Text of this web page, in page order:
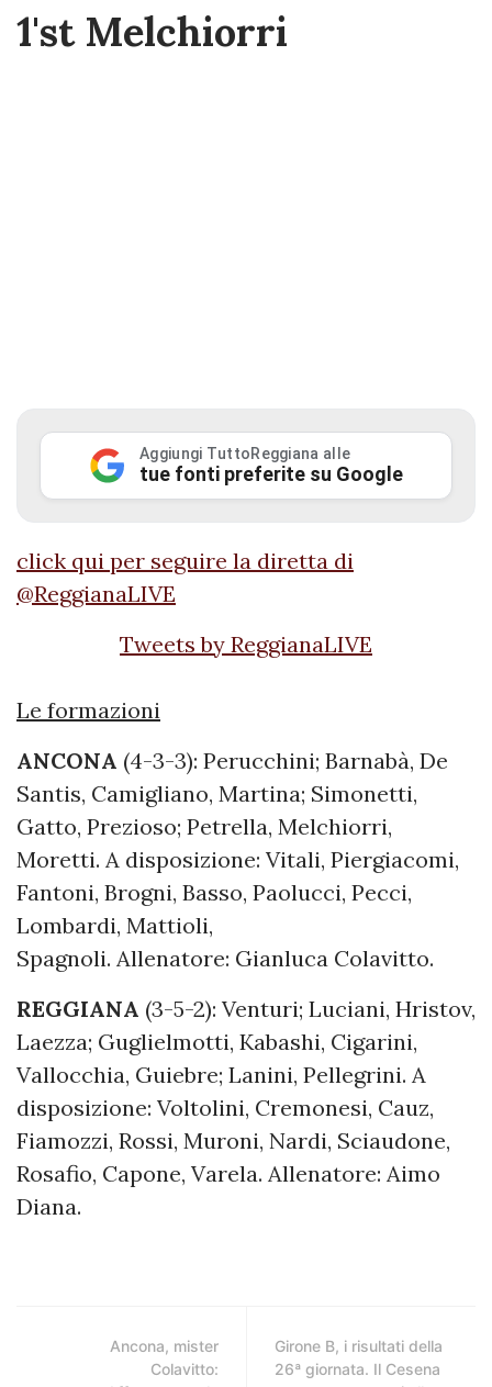
1'st Melchiorri
Aggiungi TuttoReggiana alle
tue fonti preferite su Google
click qui per seguire la diretta di
@ReggianaLIVE
Tweets by ReggianaLIVE
Le formazioni
ANCONA (4-3-3): Perucchini; Barnabà, De
Santis, Camigliano, Martina; Simonetti,
Gatto, Prezioso; Petrella, Melchiorri,
Moretti. A disposizione: Vitali, Piergiacomi,
Fantoni, Brogni, Basso, Paolucci, Pecci,
Lombardi, Mattioli,
Spagnoli. Allenatore: Gianluca Colavitto.
REGGIANA (3-5-2): Venturi; Luciani, Hristov,
Laezza; Guglielmotti, Kabashi, Cigarini,
Vallocchia, Guiebre; Lanini, Pellegrini. A
disposizione: Voltolini, Cremonesi, Cauz,
Fiamozzi, Rossi, Muroni, Nardi, Sciaudone,
Rosafio, Capone, Varela. Allenatore: Aimo
Diana.
Ancona, mister
Colavitto:
Girone B, i risultati della
26ª giornata. Il Cesena